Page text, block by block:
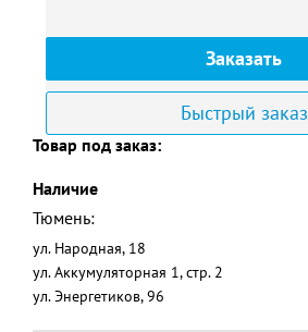
Заказать
Быстрый заказ
Товар под заказ:
Наличие
Тюмень:
ул. Народная, 18
ул. Аккумуляторная 1, стр. 2
ул. Энергетиков, 96